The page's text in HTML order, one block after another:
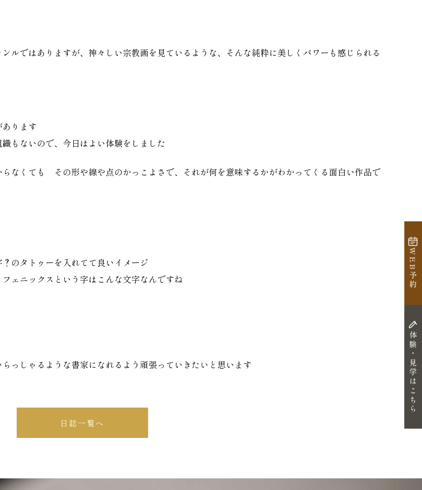
WEB予約
体験・見学はこちら
ルではありますが、神々しい宗教画を見ているような、そんな純粋に美しくパワーも感じられる
ります
もないので、今日はよい体験をしました
なくても その形や線や点のかっこよさで、それが何を意味するかがわかってくる面白い作品で
のタトゥーを入れてて良いイメージ
ェニックスという字はこんな文字なんですね
っしゃるような書家になれるよう頑張っていきたいと思います
日誌一覧へ